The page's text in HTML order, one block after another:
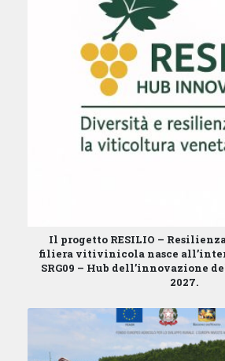
Il progetto RESILIO –
filiera vitivinicola nasce
SRG09 – Hub dell’innovazione
2027.